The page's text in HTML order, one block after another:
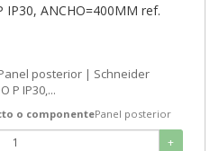
ANCHO=400MM ref.
| Schneider
P IP30,...
o componentePanel posterior
+